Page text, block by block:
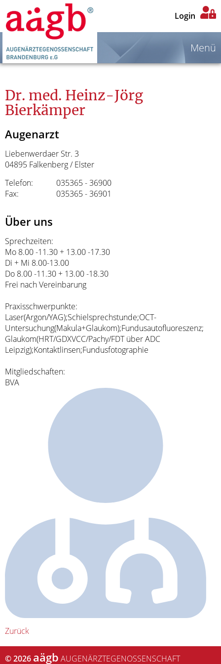
Login
Menü
Dr. med. Heinz-Jörg
Bierkämper
Augenarzt
Liebenwerdaer Str. 3
04895 Falkenberg / Elster
Telefon:
035365 - 36900
Fax:
035365 - 36901
Über uns
Sprechzeiten:
Mo 8.00 -11.30 + 13.00 -17.30
Di + Mi 8.00-13.00
Do 8.00 -11.30 + 13.00 -18.30
Frei nach Vereinbarung
Praxisschwerpunkte:
Laser(Argon/YAG);Schielsprechstunde;OCT-
Untersuchung(Makula+Glaukom);Fundusautofluoreszenz;
Glaukom(HRT/GDXVCC/Pachy/FDT über ADC
Leipzig);Kontaktlinsen;Fundusfotographie
Mitgliedschaften:
BVA
Zurück
© 2026 aägb AUGENÄRZTEGENOSSENSCHAFT